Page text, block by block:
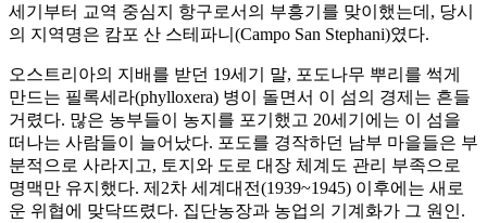
세기부터 교역 중심지 항구로서의 부흥기를 맞이했는데, 당시
의 지역명은 캄포 산 스테파니(Campo San Stephani)였다.
오스트리아의 지배를 받던 19세기 말, 포도나무 뿌리를 썩게
만드는 필록세라(phylloxera) 병이 돌면서 이 섬의 경제는 흔들
거렸다. 많은 농부들이 농지를 포기했고 20세기에는 이 섬을
떠나는 사람들이 늘어났다. 포도를 경작하던 남부 마을들은 부
분적으로 사라지고, 토지와 도로 대장 체계도 관리 부족으로
명맥만 유지했다. 제2차 세계대전(1939~1945) 이후에는 새로
운 위협에 맞닥뜨렸다. 집단농장과 농업의 기계화가 그 원인.